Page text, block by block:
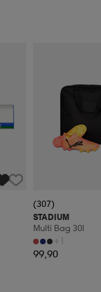
(307)
STADIUM
Multi Bag 30l
+1
99,90